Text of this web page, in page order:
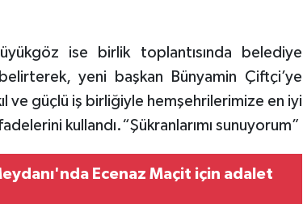
ise birlik toplantısında belediye
yeni başkan Bünyamin Çiftçi’ye
ve güçlü iş birliğiyle hemşehrilerimize en iyi
kullandı.“Şükranlarımı sunuyorum”
Ecenaz Maçit için adalet